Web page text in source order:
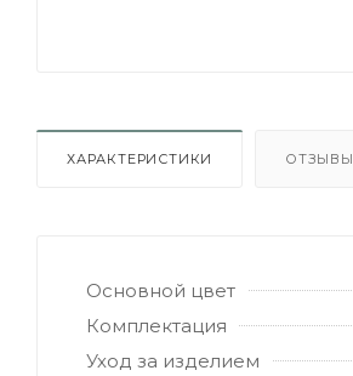
ХАРАКТЕРИСТИКИ ОТЗЫВЫ
Основной цвет
Комплектация
Уход за изделием